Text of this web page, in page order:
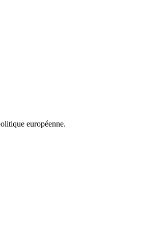
européenne.